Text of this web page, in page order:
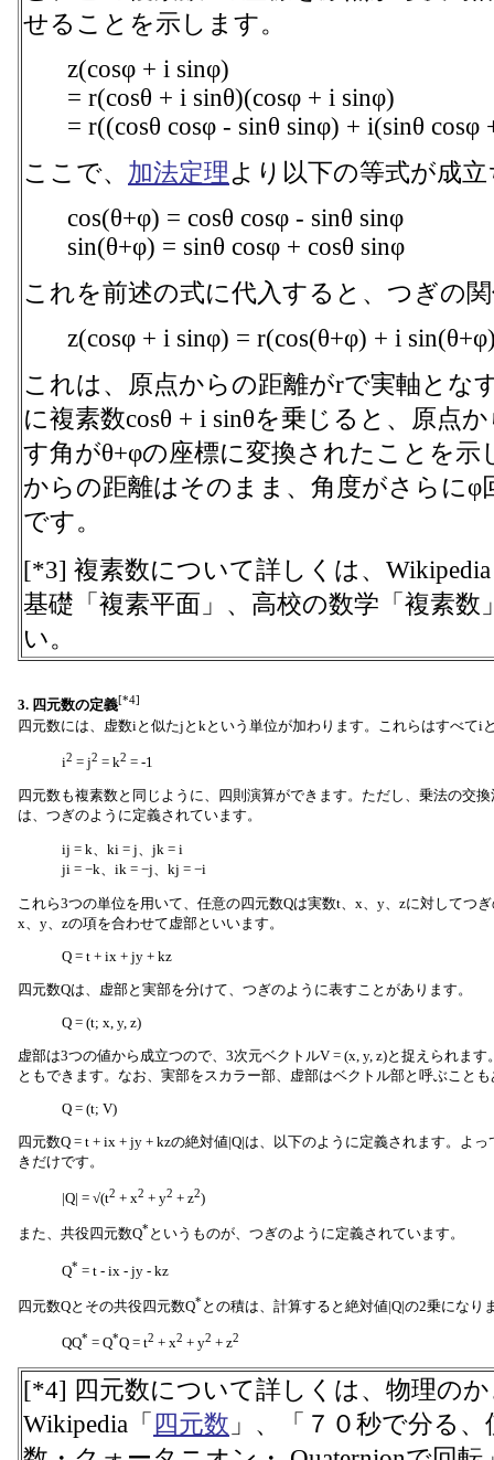
せることを示します。
z(cosφ + i sinφ)
= r(cosθ + i sinθ)(cosφ + i sinφ)
= r((cosθ cosφ - sinθ sinφ) + i(sinθ cosφ
ここで、 加法定理より以下の等式が成
cos(θ+φ) = cosθ cosφ - sinθ sinφ
sin(θ+φ) = sinθ cosφ + cosθ sinφ
これを前述の式に代入すると、つぎの
z(cosφ + i sinφ) = r(cos(θ+φ) + i
これは、原点からの距離がrで実軸とな
に複素数cosθ + i sinθを乗じると、原点
す角がθ+φの座標に変換されたことを示
からの距離はそのまま、角度がさらにφ
です。
[*3] 複素数について詳しくは、
基礎「複素平面」、高校の数学「複素
い。
3. 四元数の定義[*4]
四元数には、虚数iと似たjとkという単位が加わります。これらはすべてi
i2 = j2 = k2 = -1
四元数も複素数と同じように、四則演算ができます。ただし、乗法の交
は、つぎのように定義されています。
ij = k、ki = j、jk = i
ji = −k、ik = −j、kj = −i
これら3つの単位を用いて、任意の四元数Qは実数t、x、y、zに対してつ
x、y、zの項を合わせて虚部といいます。
Q = t + ix + jy + kz
四元数Qは、虚部と実部を分けて、つぎのように表すことがあります。
Q = (t; x, y, z)
虚部は3つの値から成立つので、3次元ベクトルV = (x, y, z)と捉えられま
ともできます。なお、実部をスカラー部、虚部はベクトル部と呼ぶこと
Q = (t; V)
四元数Q = t + ix + jy + kzの絶対値|Q|は、以下のように定義されます。よっ
きだけです。
|Q| = √(t2 + x2 + y2 + z2)
また、共役四元数Q* というものが、つぎのように定義されています。
Q* = t - ix - jy - kz
四元数Qとその共役四元数Q* との積は、計算すると絶対値|Q|の2乗になり
QQ* = Q*Q = t2 + x2 + y2 + z2
[*4] 四元数について詳しくは、物理の
Wikipedia「 四元数 」、「７０秒で分る